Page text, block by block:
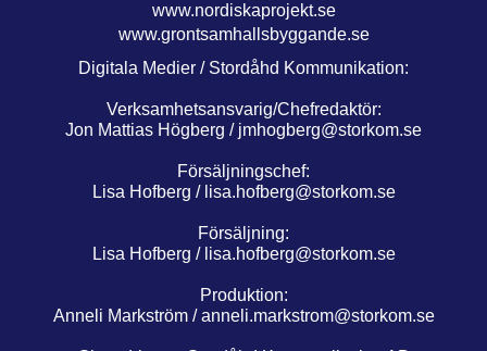
www.nordiskaprojekt.se
www.grontsamhallsbyggande.se
Digitala Medier / Stordåhd Kommunikation:
Verksamhetsansvarig/Chefredaktör:
Jon Mattias Högberg / jmhogberg@storkom.se
Försäljningschef:
Lisa Hofberg / lisa.hofberg@storkom.se
Försäljning:
Lisa Hofberg / lisa.hofberg@storkom.se
Produktion:
Anneli Markström /anneli.markstrom@storkom.se